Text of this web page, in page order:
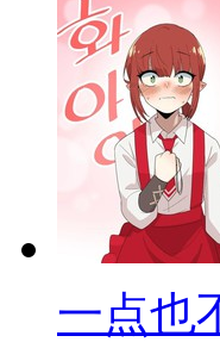
一点也